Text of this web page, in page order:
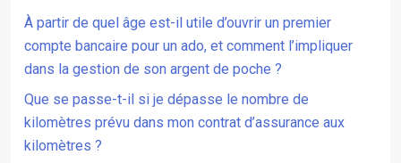
À partir de quel âge est-il utile d’ouvrir un premier
compte bancaire pour un ado, et comment l’impliquer
dans la gestion de son argent de poche ?
Que se passe-t-il si je dépasse le nombre de
kilomètres prévu dans mon contrat d’assurance aux
kilomètres ?